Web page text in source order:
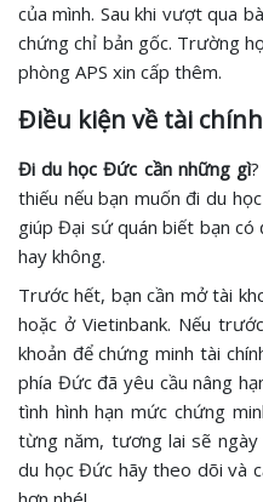
của mình. Sau khi vượt qua
chứng chỉ bản gốc. Trường
phòng APS xin cấp thêm.
Điều kiện về tài chính
Đi du học Đức cần những gì
thiếu nếu bạn muốn đi du
giúp Đại sứ quán biết bạn có
hay không.
Trước hết, bạn cần mở tài
hoặc ở Vietinbank. Nếu
khoản để chứng minh tài
phía Đức đã yêu cầu nâng
tình hình hạn mức chứng
từng năm, tương lai sẽ
du học Đức hãy theo dõi và